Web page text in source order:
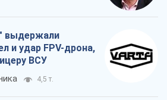
выдержали
и удар FPV-дрона,
ВСУ
4,5 т.